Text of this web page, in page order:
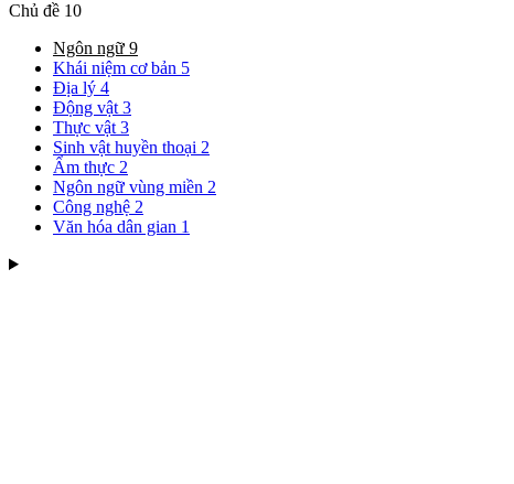
Chủ đề 10
Ngôn ngữ 9
Khái niệm cơ bản 5
Địa lý 4
Động vật 3
Thực vật 3
Sinh vật huyền thoại 2
Ẩm thực 2
Ngôn ngữ vùng miền 2
Công nghệ 2
Văn hóa dân gian 1